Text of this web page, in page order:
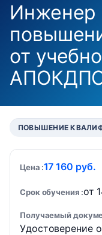
Инженер
от
ПОВЫШЕНИЕ
Цена 17 160 руб.
Срок обучения от
Получаемый
Удостоверение